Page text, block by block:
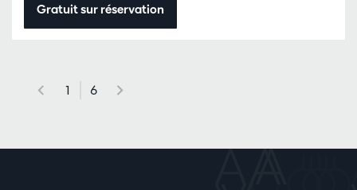
Gratuit sur réservation
1 6